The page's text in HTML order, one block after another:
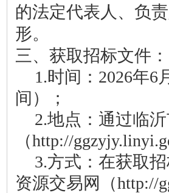
的法定代表人、负
形。
三、获取招标文件 ：
1.时间： 2026年6
间）
；
2.地点：通过临
（http://
3.方式 ： 在获取
资源交易网
（http://